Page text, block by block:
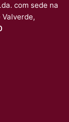
com sede na